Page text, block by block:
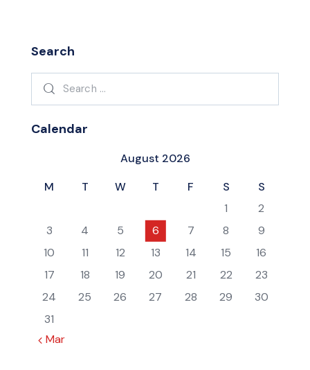
Search
Search
Calendar
August 2026
M
T W T F S
S
1
2
3
4 5 6 7 8
9
10
11 12 13 14 15
16
17
18 19 20 21 22
23
24
25 26 27 28 29
30
31
« Mar